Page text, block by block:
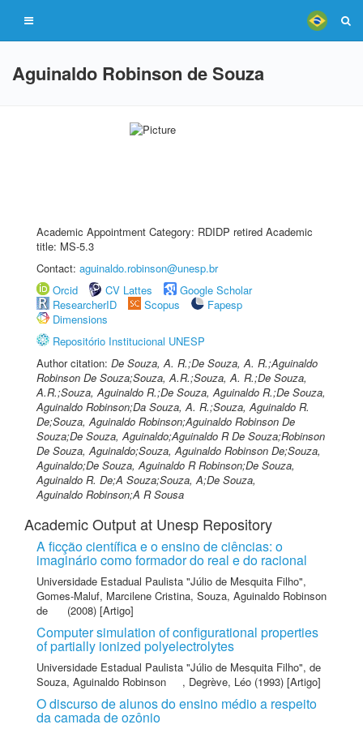
Aguinaldo Robinson de Souza
Academic Appointment Category: RDIDP retired Academic
title: MS-5.3
Contact: aguinaldo.robinson@unesp.br
Orcid
CV Lattes
Google Scholar
ResearcherID
Scopus
Fapesp
Dimensions
Repositório Institucional UNESP
Author citation: De Souza, A. R.;De Souza, A. R.;Aguinaldo
Robinson De Souza;Souza, A.R.;Souza, A. R.;De Souza,
A.R.;Souza, Aguinaldo R.;De Souza, Aguinaldo R.;De Souza,
Aguinaldo Robinson;Da Souza, A. R.;Souza, Aguinaldo R.
De;Souza, Aguinaldo Robinson;Aguinaldo Robinson De
Souza;De Souza, Aguinaldo;Aguinaldo R De Souza;Robinson
De Souza, Aguinaldo;Souza, Aguinaldo Robinson De;Souza,
Aguinaldo;De Souza, Aguinaldo R Robinson;De Souza,
Aguinaldo R. De;A Souza;Souza, A;De Souza,
Aguinaldo Robinson;A R Sousa
Academic Output at Unesp Repository
A ficção científica e o ensino de ciências: o
imaginário como formador do real e do racional
Universidade Estadual Paulista "Júlio de Mesquita Filho",
Gomes-Maluf, Marcilene Cristina, Souza, Aguinaldo Robinson
de
(2008) [Artigo]
Computer simulation of configurational properties
of partially ionized polyelectrolytes
Universidade Estadual Paulista "Júlio de Mesquita Filho", de
Souza, Aguinaldo Robinson
, Degrève, Léo (1993) [Artigo]
O discurso de alunos do ensino médio a respeito
da camada de ozônio